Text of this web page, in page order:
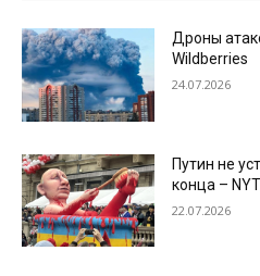
Дроны
Wildberries
24.07.2026
Путин не
конца – NYT
22.07.2026